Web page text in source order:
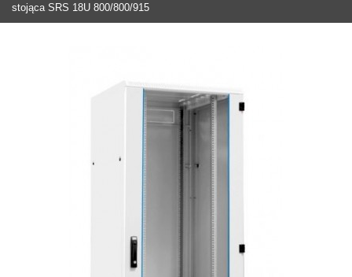
stojąca SRS 18U 800/800/915